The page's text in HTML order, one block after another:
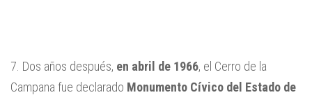
7. Dos años después, en abril de 1966, el Cerro de la
Campana fue declarado Monumento Cívico del Estado de